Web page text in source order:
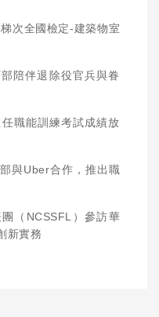
次全國檢定-建築物室
陪伴退除役官兵與眷
職能訓練考試成績放
與Uber合作，推出職
（NCSSFL）參訪華
新實務